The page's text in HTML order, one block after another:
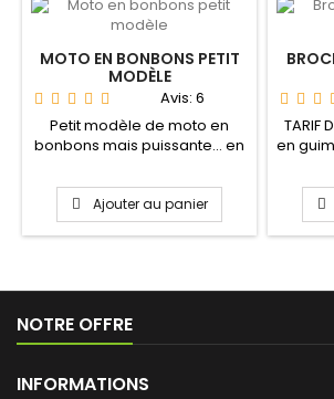
MOTO EN BONBONS PETIT
MODÈLE
Avis: 6
Petit modèle de moto en
bonbons mais puissante... en
Ajouter au panier
TARIF
en
NOTRE OFFRE
INFORMATIONS